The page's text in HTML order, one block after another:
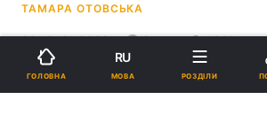
ТАМАРА ОТОВСЬКА
22:10, 31.01.22 2 хв. 1249
Підпишіться на нас
ГОЛОВНА
RU
МОВА РОЗДІЛИ